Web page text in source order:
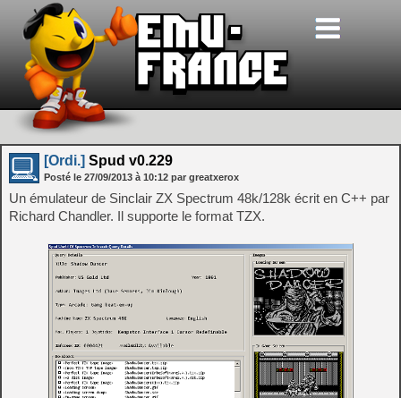
[Ordi.] Spud v0.229
Posté le 27/09/2013 à 10:12 par greatxerox
Un émulateur de Sinclair ZX Spectrum 48k/128k écrit en C++ par
Richard Chandler. Il supporte le format TZX.